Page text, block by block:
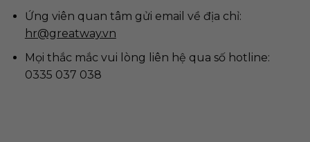
Ứng viên quan tâm gửi email về địa chỉ:
hr@greatway.vn
Mọi thắc mắc vui lòng liên hệ qua số hotline:
0335 037 038